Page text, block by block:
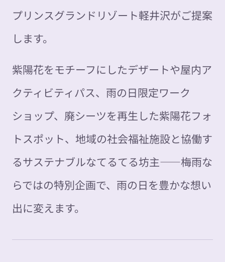
プリンスグランドリゾート軽井沢がご提案
します。
紫陽花をモチーフにしたデザートや屋内ア
クティビティパス、雨の日限定ワーク
ショップ、廃シーツを再生した紫陽花フォ
トスポット、地域の社会福祉施設と協働す
るサステナブルなてるてる坊主——梅雨な
らではの特別企画で、雨の日を豊かな想い
出に変えます。